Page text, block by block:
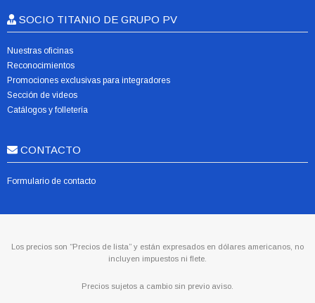
SOCIO TITANIO DE GRUPO PV
Nuestras oficinas
Reconocimientos
Promociones exclusivas para integradores
Sección de videos
Catálogos y folletería
CONTACTO
Formulario de contacto
Los precios son “Precios de lista” y están expresados en dólares americanos, no
incluyen impuestos ni flete.
Precios sujetos a cambio sin previo aviso.